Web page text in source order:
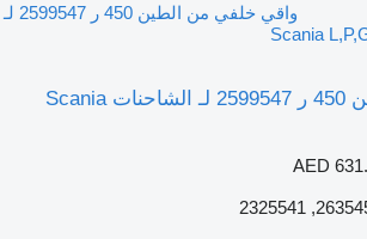
واقي خلفي من الطين 450 ر 2599547 لـ
واقي خلفي من الطين 450 ر 2599547 لـ الشاحنات Scania
AED